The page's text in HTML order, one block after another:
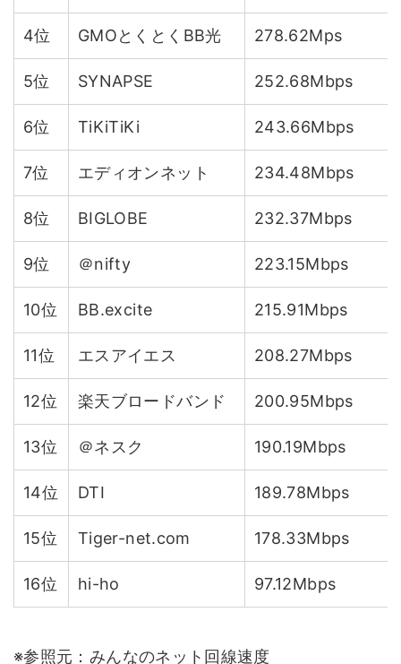
4位 GMOとくとくBB光 278.62Mps
5位 SYNAPSE 252.68Mbps
6位 TiKiTiKi 243.66Mbps
7位 エディオンネット 234.48Mbps
8位 BIGLOBE 232.37Mbps
9位 ＠nifty 223.15Mbps
10位 BB.excite 215.91Mbps
11位 エスアイエス 208.27Mbps
12位 楽天ブロードバンド 200.95Mbps
13位 ＠ネスク 190.19Mbps
14位 DTI 189.78Mbps
15位 Tiger-net.com 178.33Mbps
16位 hi-ho 97.12Mbps
※参照元：みんなのネット回線速度